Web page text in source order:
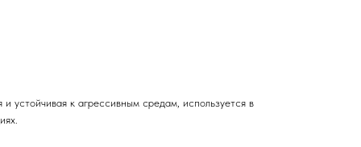
устойчивая к агрессивным средам, используется в